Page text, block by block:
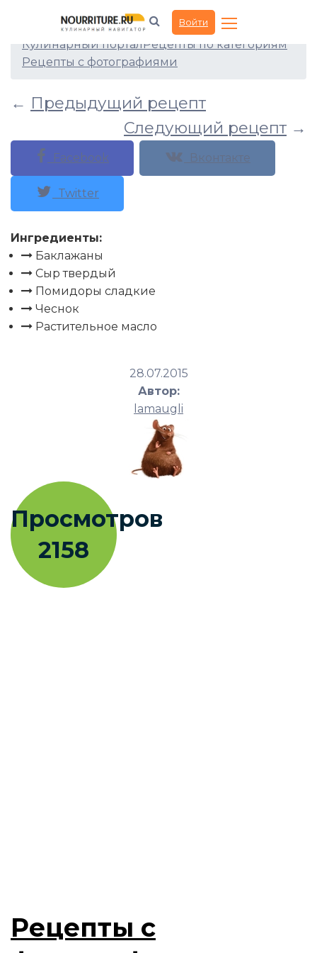
Войти
Запечённые баклажаны
Кулинарный порталРецепты по категориям
Рецепты с фотографиями
← Предыдущий рецепт
Следующий рецепт →
Facebook Вконтакте
Twitter
Ингредиенты:
Баклажаны
Сыр твердый
Помидоры сладкие
Чеснок
Растительное масло
28.07.2015
Автор:
lamaugli
Просмотров
2158
Рецепты с